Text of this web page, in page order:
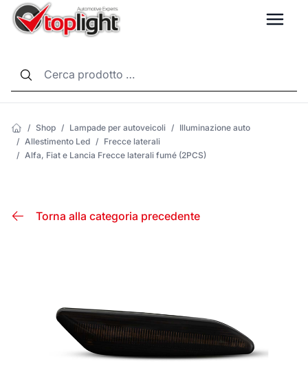
/ Shop / Lampade per autoveicoli / Illuminazione auto
/ Allestimento Led / Frecce laterali
/ Alfa, Fiat e Lancia Frecce laterali fumé (2PCS)
Torna alla categoria precedente